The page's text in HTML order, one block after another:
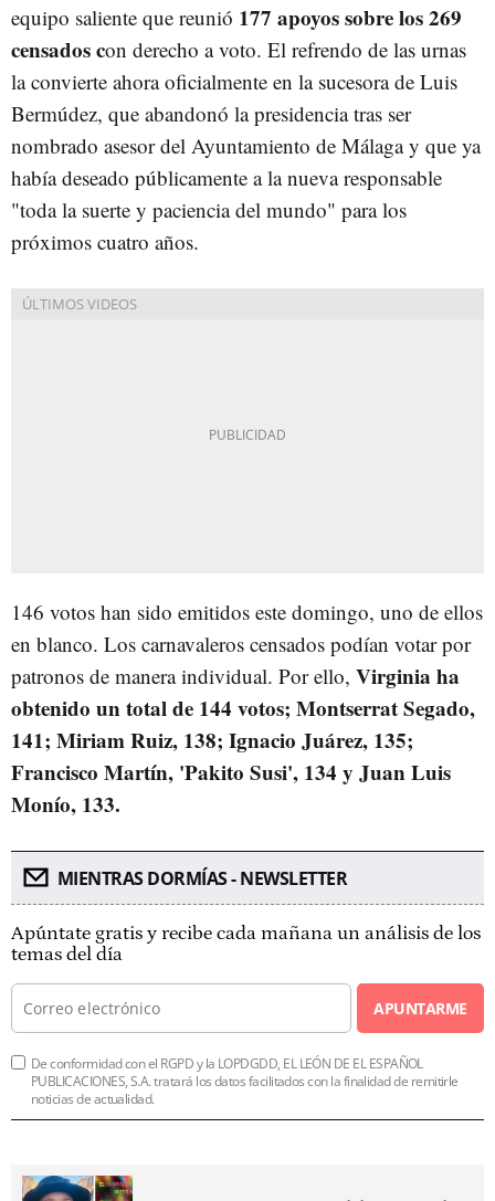
equipo saliente que reunió 177 apoyos sobre los 269
censados con derecho a voto. El refrendo de las urnas
la convierte ahora oficialmente en la sucesora de Luis
Bermúdez, que abandonó la presidencia tras ser
nombrado asesor del Ayuntamiento de Málaga y que ya
había deseado públicamente a la nueva responsable
"toda la suerte y paciencia del mundo" para los
próximos cuatro años.
146 votos han sido emitidos este domingo, uno de ellos
en blanco. Los carnavaleros censados podían votar por
patronos de manera individual. Por ello, Virginia ha
obtenido un total de 144 votos; Montserrat Segado,
141; Miriam Ruiz, 138; Ignacio Juárez, 135;
Francisco Martín, 'Pakito Susi', 134 y Juan Luis
Monío, 133.
MIENTRAS DORMÍAS - NEWSLETTER
Apúntate gratis y recibe cada mañana un análisis de los
temas del día
APUNTARME
De conformidad con el RGPD y la LOPDGDD, EL LEÓN DE EL ESPAÑOL
PUBLICACIONES, S.A. tratará los datos facilitados con la finalidad de remitirle
noticias de actualidad.